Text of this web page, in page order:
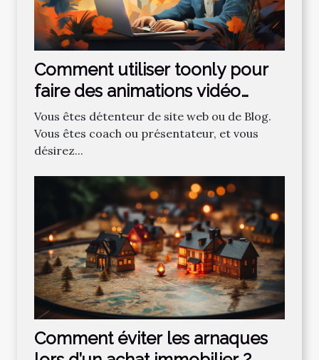
Comment utiliser toonly pour
faire des animations vidéo
professionnelles ?
Vous êtes détenteur de site web ou de Blog.
Vous êtes coach ou présentateur, et vous
désirez...
Comment‌ ‌éviter‌ ‌les‌ ‌arnaques‌